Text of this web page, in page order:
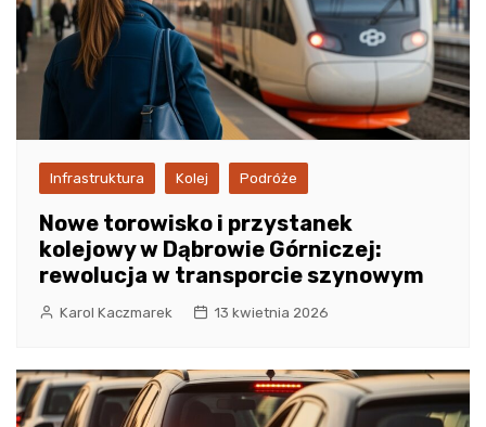
Infrastruktura Kolej Podróże
Nowe torowisko i przystanek
kolejowy w Dąbrowie Górniczej:
rewolucja w transporcie szynowym
Karol Kaczmarek 13 kwietnia 2026